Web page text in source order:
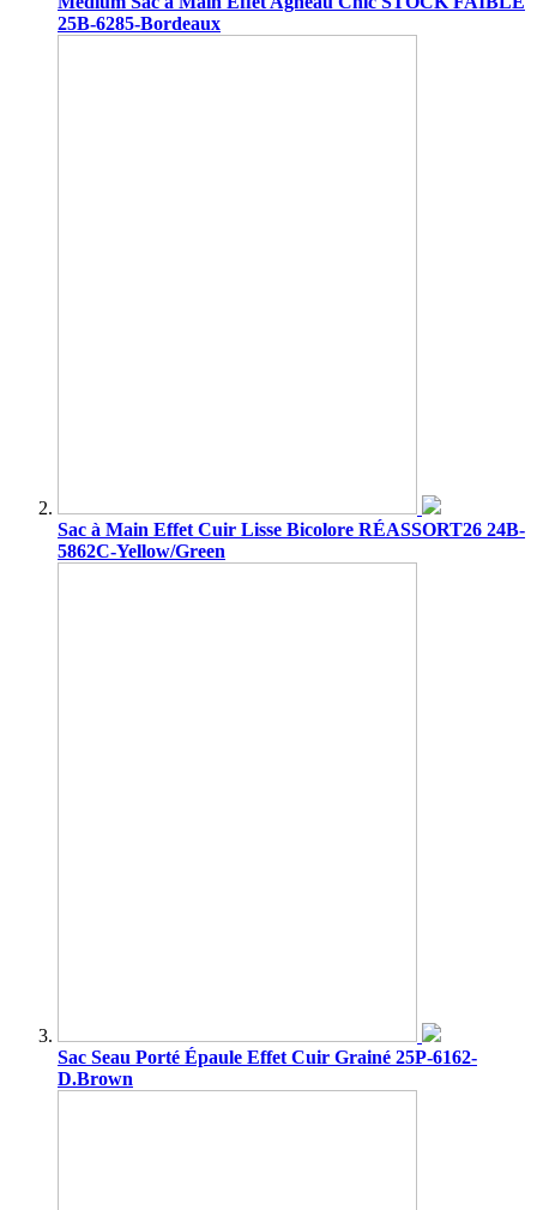
25B-6285-Bordeaux
Sac à Main Effet Cuir Lisse Bicolore RÉASSORT26 24B-
5862C-Yellow/Green
Sac Seau Porté Épaule Effet Cuir Grainé 25P-6162-
D.Brown